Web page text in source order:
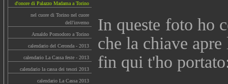
d'onore di Palazzo Madama a Torino
nel cuore di Torino nel cuore
dell'inverno
Arnaldo Pomodoro a Torino
calendario del Ceronda - 2013
calendario La Cassa feste - 2013
calendario la cassa dei tesori 2013
calendario La Cassa 2013
In queste foto ho
che la chiave
fin qui t'ho